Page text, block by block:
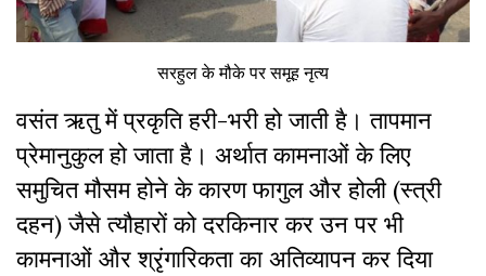
सरहुल के मौके पर समूह नृत्य
वसंत ऋतु में प्रकृति हरी-भरी हो जाती है। तापमान
प्रेमानुकुल हो जाता है। अर्थात कामनाओं के लिए
समुचित मौसम होने के कारण फागुल और होली (स्त्री
दहन) जैसे त्यौहारों को दरकिनार कर उन पर भी
कामनाओं और श्रृंगारिकता का अतिव्यापन कर दिया